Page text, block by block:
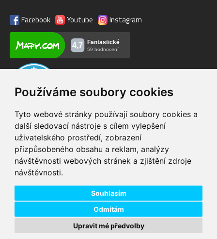
Používáme soubory cookies
Tyto webové stránky používají soubory cookies a
další sledovací nástroje s cílem vylepšení
uživatelského prostředí, zobrazení
přizpůsobeného obsahu a reklam, analýzy
návštěvnosti webových stránek a zjištění zdroje
návštěvnosti.
Souhlasím
Odmítám
Upravit mé předvolby
Facebook Youtube Instagram
VIP servis
na zakoupená
elektrokola
Testovací trať
možnost vyzkoušet si
elektrokola
Doprava ZDARMA
pro objednávky nad 1600 zboží skladem při
Copyright © 2026 DD PNEU s.r.o. Všechna práva vyhrazena. bb9